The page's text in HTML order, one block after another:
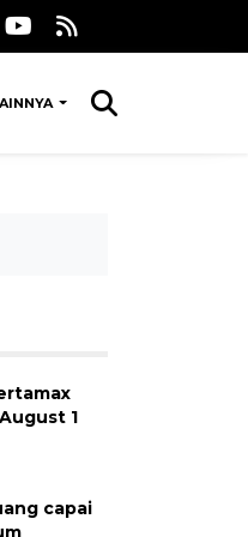
1
capai